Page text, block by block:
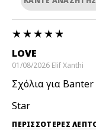
LOVE
01/08/2026 ElifXanthi
Σχόλια για Banter
Star
ΠΕΡΙΣΣΌΤΕΡΕΣ